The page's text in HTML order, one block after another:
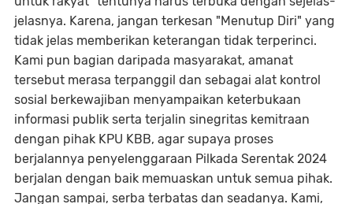
jelasnya. Karena, jangan terkesan "Menutup Diri" yang
tidak jelas memberikan keterangan tidak terperinci.
Kami pun bagian daripada masyarakat, amanat
tersebut merasa terpanggil dan sebagai alat kontrol
sosial berkewajiban menyampaikan keterbukaan
informasi publik serta terjalin sinegritas kemitraan
dengan pihak KPU KBB, agar supaya proses
berjalannya penyelenggaraan Pilkada Serentak 2024
berjalan dengan baik memuaskan untuk semua pihak.
Jangan sampai, serba terbatas dan seadanya. Kami,